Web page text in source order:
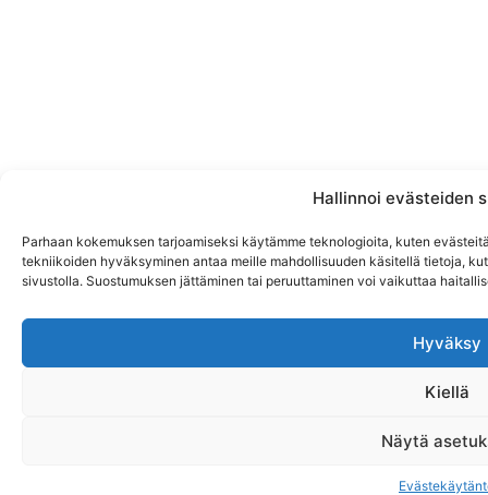
Hallinnoi evästeiden
Parhaan kokemuksen tarjoamiseksi käytämme teknologioita, kuten
tekniikoiden hyväksyminen antaa meille mahdollisuuden käsitellä tietoja,
sivustolla. Suostumuksen jättäminen tai peruuttaminen voi vaikuttaa
Hyväksy
Kiellä
Näytä